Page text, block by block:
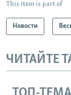
This item is part of
Новости
ЧИТАЙТЕ